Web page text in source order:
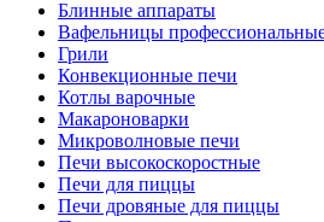
Блинные аппараты
Вафельницы
Грили
Конвекционные печи
Котлы варочные
Макароноварки
Микроволновые печи
Печи высокоскоростные
Печи для пиццы
Печи дровяные для пиццы